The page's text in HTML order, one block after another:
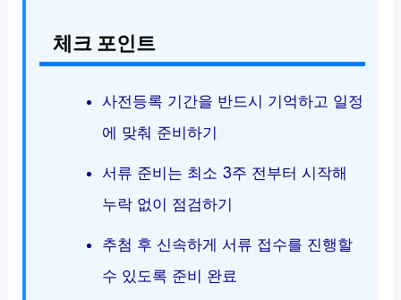
체크 포인트
사전등록 기간을 반드시 기억하고 일정
에 맞춰 준비하기
서류 준비는 최소 3주 전부터 시작해
누락 없이 점검하기
추첨 후 신속하게 서류 접수를 진행할
수 있도록 준비 완료